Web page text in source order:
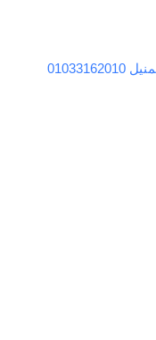
الشركة الالمانية لمكافحة الحشرات في المنيل 01033162010